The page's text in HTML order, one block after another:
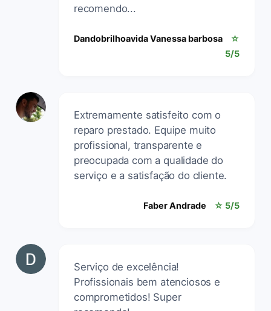
recomendo...
Dandobrilhoavida Vanessa barbosa
☆
5/5
Extremamente satisfeito com o
reparo prestado. Equipe muito
profissional, transparente e
preocupada com a qualidade do
serviço e a satisfação do cliente.
Faber Andrade ☆ 5/5
Serviço de excelência!
Profissionais bem atenciosos e
comprometidos! Super